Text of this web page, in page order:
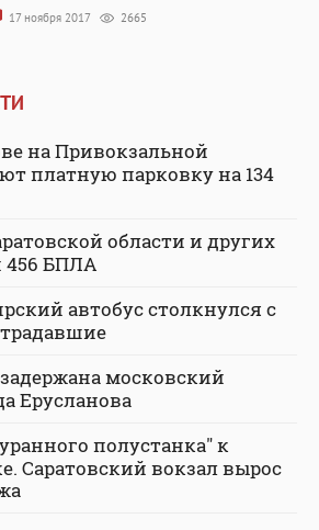
17 ноября 2017 2665
на Привокзальной
платную парковку на 134
области и других
456 БПЛА
автобус столкнулся с
московский
Ерусланова
полустанка" к
Саратовский вокзал вырос